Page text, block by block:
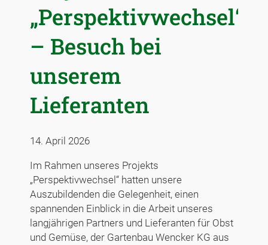
„Perspektivwechsel“
– Besuch bei
unserem
Lieferanten
14. April 2026
Im Rahmen unseres Projekts
„Perspektivwechsel“ hatten unsere
Auszubildenden die Gelegenheit, einen
spannenden Einblick in die Arbeit unseres
langjährigen Partners und Lieferanten für Obst
und Gemüse, der Gartenbau Wencker KG aus